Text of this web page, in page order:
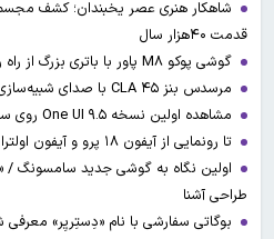
شاهکار هنری عصر یخبندان؛ کشف
قدمت ۴۰هزار سال
گوشی پوکو M۸ پاور با باتری بزرگ از راه رسید
مرسدس بنز CLA ۴۵ با صدای شبیه‌سازی شده برگشت
مشاهده اولین نسخه One UI ۹.۵ روی سرورهای سامسونگ
تا رونمایی از آیفون ۱۸ پرو و آیفون اولترا چقدر مانده است؟
طراحی آشنا